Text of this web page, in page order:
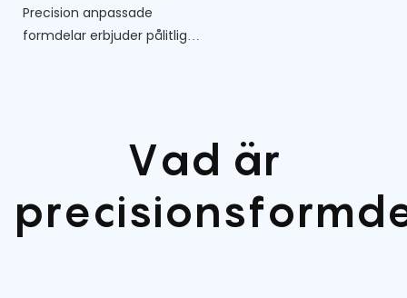
RuiXing CNC
Precision anpassade
formdelar erbjuder pålitliga
vilket ger hållbarhet och
tillförlitlighet även under
krävande förhållanden
Vad är